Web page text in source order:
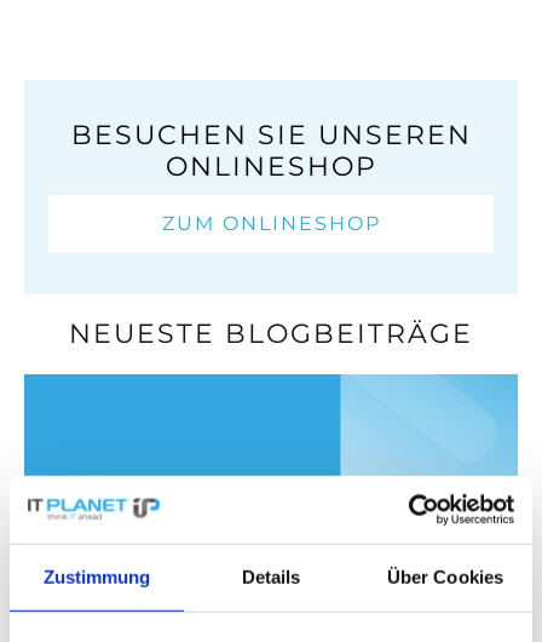
Zustimmung Details Über Cookies
BESUCHEN SIE UNSEREN
ONLINESHOP
ZUM ONLINESHOP
NEUESTE BLOGBEITRÄGE